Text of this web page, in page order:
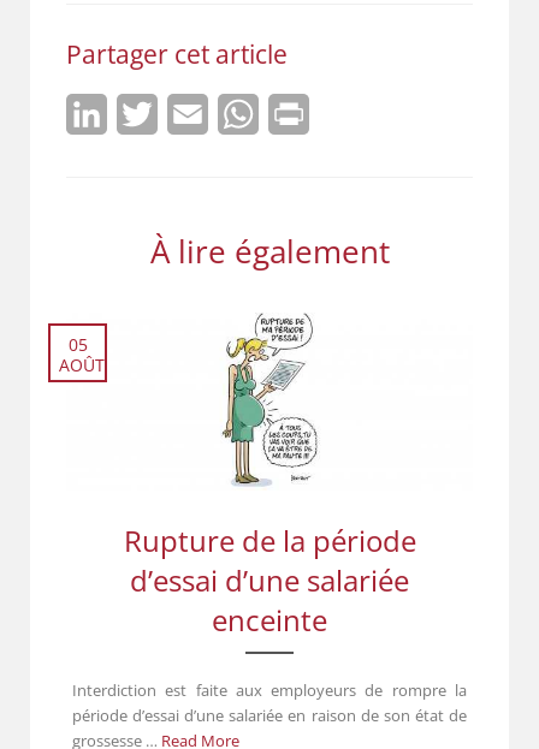
Partager cet article
LinkedInTwitter Email WhatsApp
À lire également
Rupture de la période
d’essai d’une salariée
enceinte
05
AOÛT
Interdiction est faite aux employeurs de rompre la
période d’essai d’une salariée en raison de son état de
grossesse … Read More